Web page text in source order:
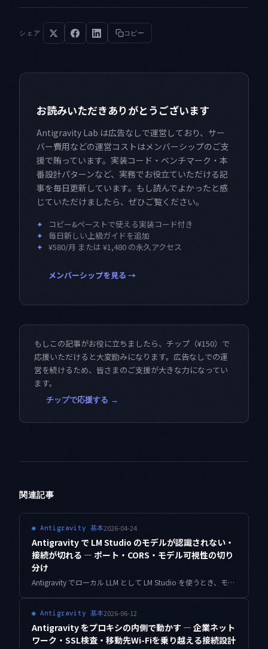
シェア コピー
お読みいただきありがとうございます
Antigravity Lab は広告なしで運営しており、サー
バー費用などの運営コストはメンバーシップのご支
援で賄っています。実装コード・ベンチマーク・本
番設計パターンなど、実務でお役立ていただける記
事を毎日更新しています。もし読んでよかったと感
じていただけましたら、ぜひご覧ください。
✦
コピー&ペーストで使える実装コード付き
✦ 毎日新しい上級ガイドを追加
✦ ¥580/月 または ¥1,480 の永久アクセス
メンバーシップを見る →
もしこの記事がお役に立ちましたら、チップ（¥150）で
応援いただけると大変励みになります。広告なしでの運
営を続けるため、皆さまのご支援が大きな力になってい
ます。
チップで応援する →
関連記事
◉ Antigravity 基本2026-04-24
Antigravity で LM Studio のモデルが認識されない・
接続が切れる — ポート・CORS・モデル可視性の切り
分け
Antigravity でローカル LLM として LM Studio を使うとき、モデル一覧が空になる・接続が切れる・リクエストが届かないといった症状を、ポート設定・CORS・モデルロード状態の 3 層で切り分けて復旧する手順をまとめます。
◉ Antigravity 基本2026-06-12
Antigravity をプロキシの内側で動かす — 企業ネット
ワーク・SSL検査・移動先Wi-Fiを乗り越える接続設計